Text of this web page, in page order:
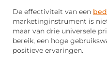
De effectiviteit van een
marketinginstrument is
maar van drie universele
bereik, een hoge
positieve ervaringen.